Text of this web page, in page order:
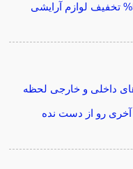
داخلی و خارجی لحظه
آخری رو از دست نده